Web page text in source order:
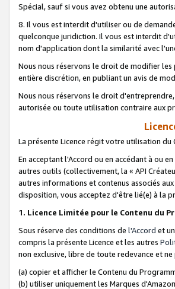
Spécial, sauf si vous avez obtenu une
8. Il vous est interdit d'utiliser ou de
quelconque juridiction. Il vous est interdit
nom d'application dont la similarité avec
Nous nous réservons le droit de modifier
entière discrétion, en publiant un avis de
Nous nous réservons le droit
autorisée ou toute utilisation contraire aux
La présente Licence régit votre utilisation
En acceptant l'Accord ou en accédant à ou
autres outils (collectivement, la « API
autres informations et contenus associés
disposition, vous acceptez d'être lié(e) à la
1. Licence Limitée pour le Contenu du
Sous réserve des conditions de l'Accord et
compris la présente Licence et les autres
non exclusive, libre de toute redevance et
(a) copier et afficher le Contenu du
(b) utiliser uniquement les Marques